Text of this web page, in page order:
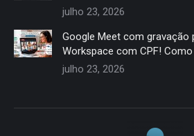
julho 23, 2026
Google Meet com
Workspace com CPF!
julho 23, 2026